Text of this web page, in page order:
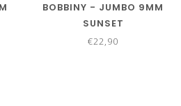
BOBBINY - JUMBO 9MM
SUNSET
€22,90